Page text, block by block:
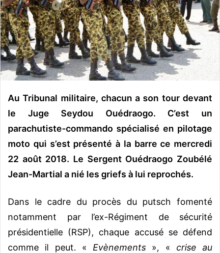
r
u
n
c
o
u
r
i
e
Au Tribunal militaire, chacun a son tour devant
le Juge Seydou Ouédraogo. C’est un
parachutiste-commando spécialisé en pilotage
moto qui s’est présenté à la barre ce mercredi
22 août 2018. Le Sergent Ouédraogo Zoubélé
Jean-Martial a nié les griefs à lui reprochés.
Dans le cadre du procès du putsch fomenté
notamment par l’ex-Régiment de sécurité
présidentielle (RSP), chaque accusé se défend
comme il peut. « Evènements », « crise au